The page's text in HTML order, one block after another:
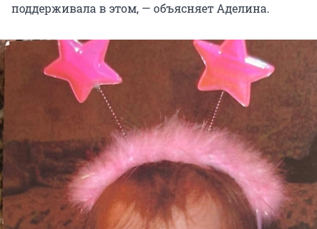
поддерживала в этом, — объясняет Аделина.